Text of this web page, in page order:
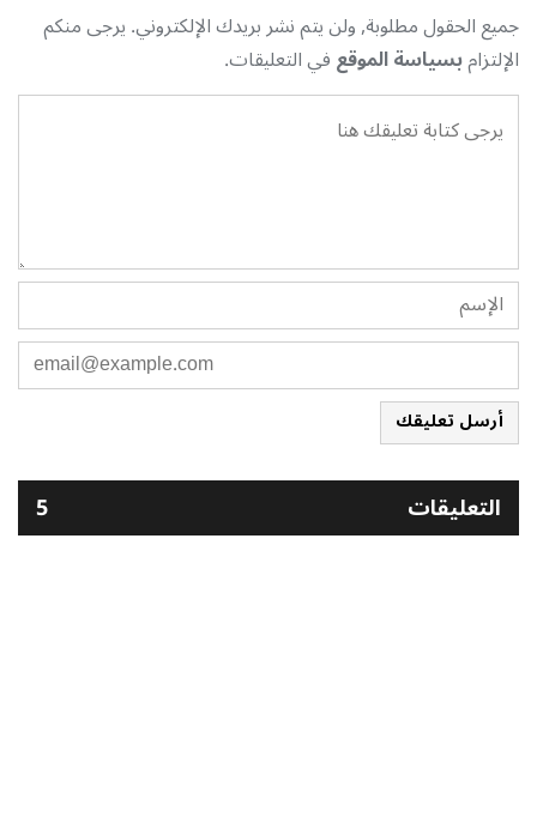
جميع الحقول مطلوبة, ولن يتم نشر بريدك الإلكتروني. يرجى منكم
الإلتزامبسياسة الموقعفي التعليقات.
أرسل تعليقك
التعليقات 5